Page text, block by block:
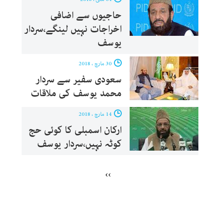
حاجیوں سے اضافی
اخراجات نہیں لینگے،سردار
یوسف
سعودی سفیر سے سردار
محمد یوسف کی ملاقات
ارکان اسمبلی کا کوئی حج
کوٹہ نہیں،سردار یوسف
››